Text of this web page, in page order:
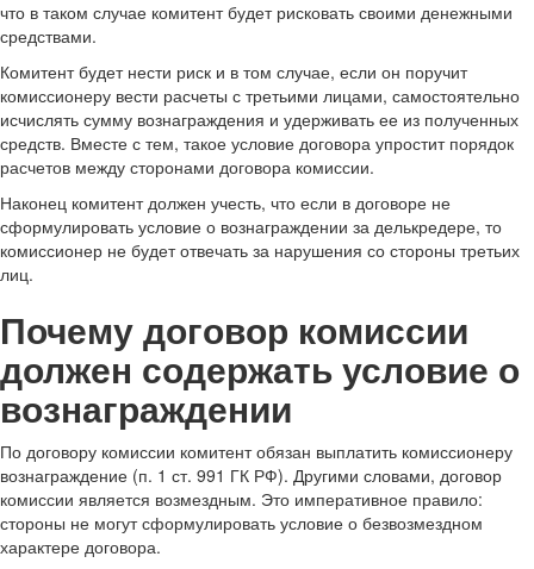
что в таком случае комитент будет рисковать своими денежными
средствами.
Комитент будет нести риск и в том случае, если он поручит
комиссионеру вести расчеты с третьими лицами, самостоятельно
исчислять сумму вознаграждения и удерживать ее из полученных
средств. Вместе с тем, такое условие договора упростит порядок
расчетов между сторонами договора комиссии.
Наконец комитент должен учесть, что если в договоре не
сформулировать условие о вознаграждении за делькредере, то
комиссионер не будет отвечать за нарушения со стороны третьих
лиц.
Почему договор комиссии
должен содержать условие о
вознаграждении
По договору комиссии комитент обязан выплатить комиссионеру
вознаграждение (п. 1 ст. 991 ГК РФ). Другими словами, договор
комиссии является возмездным. Это императивное правило:
стороны не могут сформулировать условие о безвозмездном
характере договора.